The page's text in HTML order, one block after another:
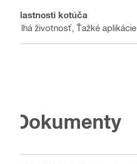
Vlastnosti kotúča
Dlhá životnosť, Ťažké aplikácie
Dokumenty